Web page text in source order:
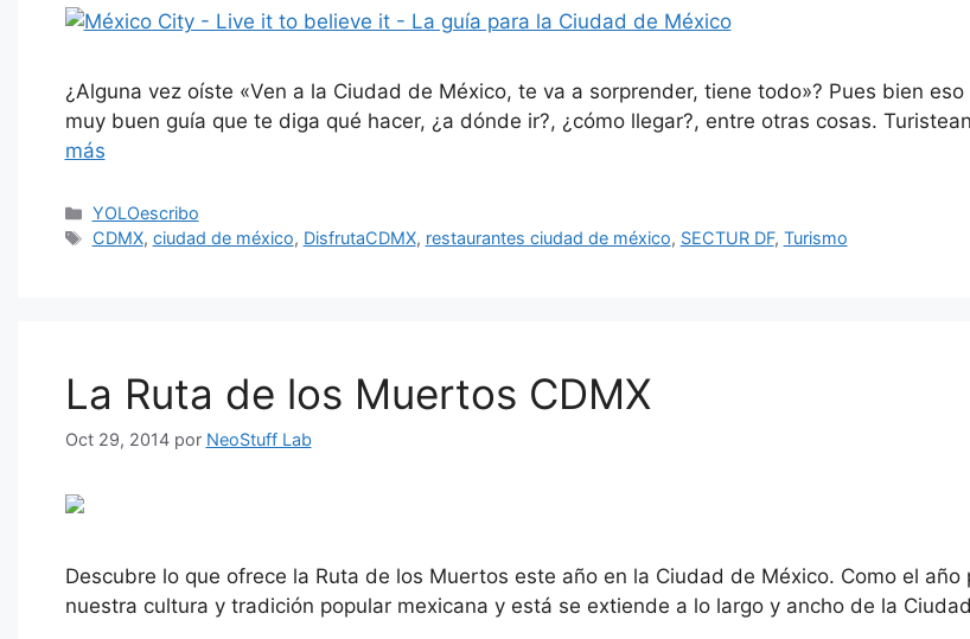
¿Alguna vez oíste «Ven a la Ciudad de México, te va a sorprender, tiene todo»? Pues bien
muy buen guía que te diga qué hacer, ¿a dónde ir?, ¿cómo llegar?, entre otras cosas.
más
Categorías
YOLOescribo
Etiquetas
CDMX, ciudad de méxico, DisfrutaCDMX, restaurantes ciudad de méxico, SECTUR DF, Turismo
La Ruta de los Muertos CDMX
Oct 29, 2014 por NeoStuff Lab
Descubre lo que ofrece la Ruta de los Muertos este año en la Ciudad de México. Como el
nuestra cultura y tradición popular mexicana y está se extiende a lo largo y ancho de la